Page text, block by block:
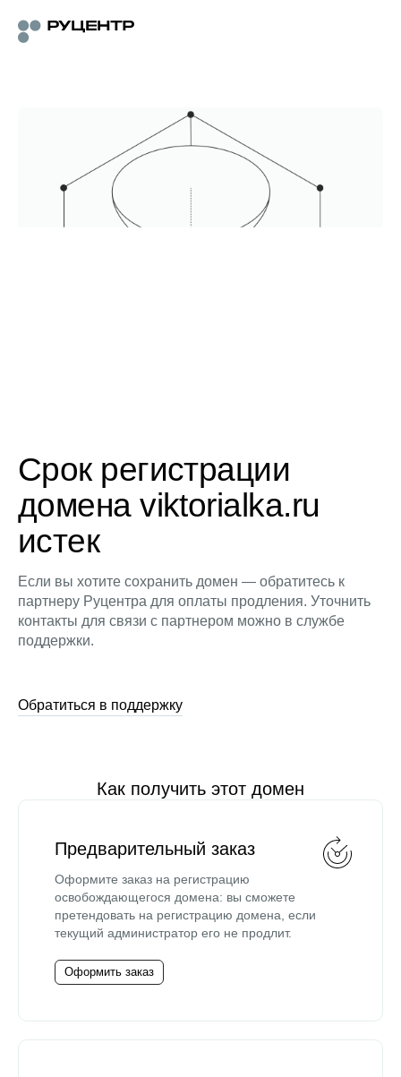
Срок регистрации
домена viktorialka.ru
истек
Если вы хотите сохранить домен — обратитесь к
партнеру Руцентра для оплаты продления. Уточнить
контакты для связи с партнером можно в службе
поддержки.
Обратиться в поддержку
Как получить этот домен
Предварительный заказ
Оформите заказ на регистрацию
освобождающегося домена: вы сможете
претендовать на регистрацию домена, если
текущий администратор его не продлит.
Оформить заказ